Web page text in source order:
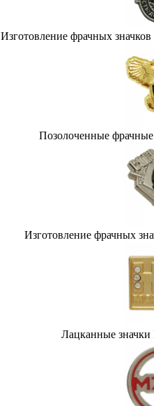
Изготовление фрачных
Позолоченные
Изготовление фрачных
Лацканные значки